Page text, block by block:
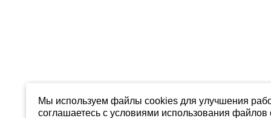
Мы используем файлы cookies для улучшения
соглашаетесь с условиями использования файлов